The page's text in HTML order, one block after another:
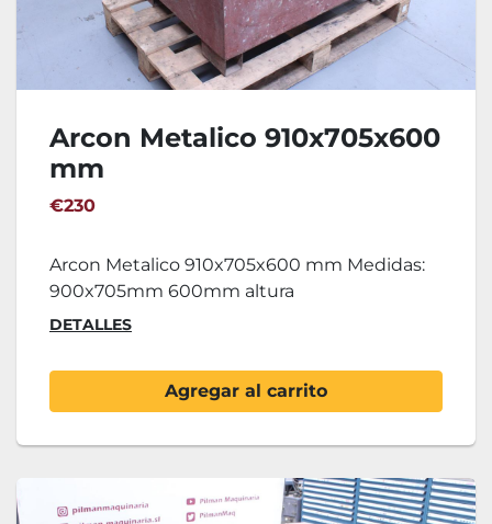
Arcon Metalico 910x705x600
mm
€230
Arcon Metalico 910x705x600 mm Medidas:
900x705mm 600mm altura
DETALLES
Agregar al carrito